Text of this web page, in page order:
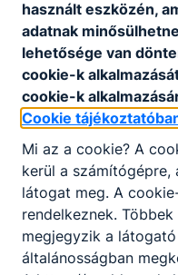
megtalálható a
használt eszközén,
adatnak
lehetősége van
cookie-k
cookie-k
Cookie
Mi az a cookie? A
kerül a számítógépre,
látogat meg. A
rendelkeznek.
megjegyzik a
általánosságban